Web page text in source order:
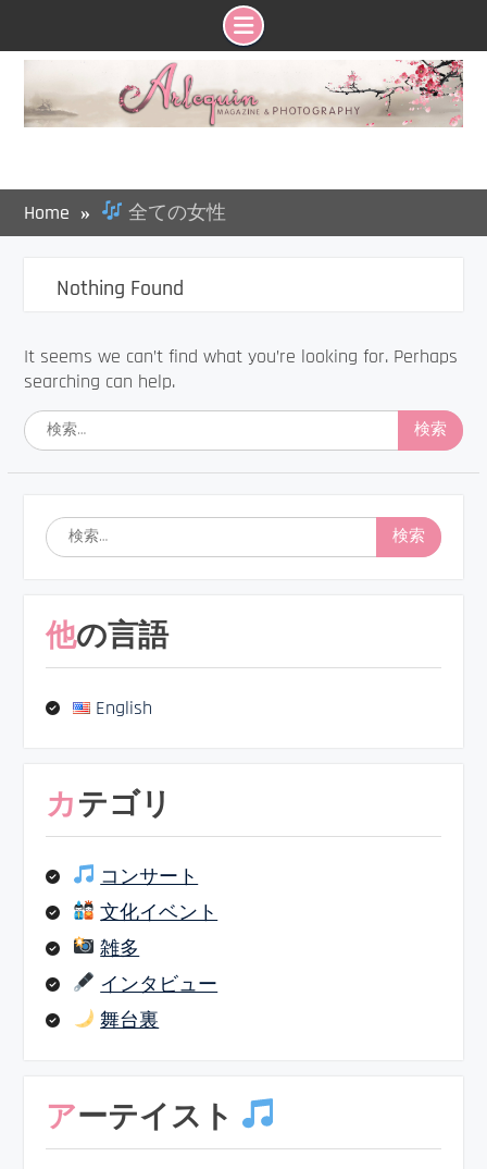
Skip
content
Home 全ての女性
Nothing Found
It seems we can’t find what you’re looking for. Perhaps
searching can help.
検
索:
検
索:
他の言語
English
カテゴリ
コンサート
文化イベント
雑多
インタビュー
舞台裏
アーテイスト